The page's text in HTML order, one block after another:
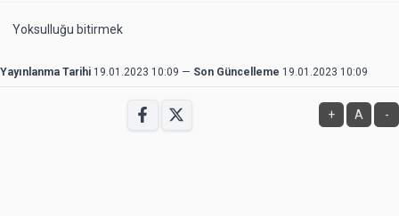
Yoksulluğu bitirmek
Yayınlanma Tarihi 19.01.2023 10:09 — Son Güncelleme 19.01.2023 10:09
+ A -